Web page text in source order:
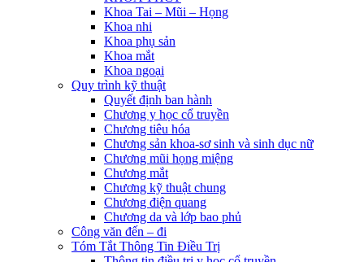
Khoa Tai – Mũi – Họng
Khoa nhi
Khoa phụ sản
Khoa mắt
Khoa ngoại
Quy trình kỹ thuật
Quyết định ban hành
Chương y học cổ truyền
Chương tiêu hóa
Chương sản khoa-sơ sinh và sinh dục nữ
Chương mũi họng miệng
Chương mắt
Chương kỹ thuật chung
Chương điện quang
Chương da và lớp bao phủ
Công văn đến – đi
Tóm Tắt Thông Tin Điều Trị